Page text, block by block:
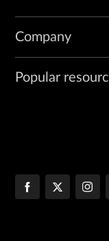
Company
Popular